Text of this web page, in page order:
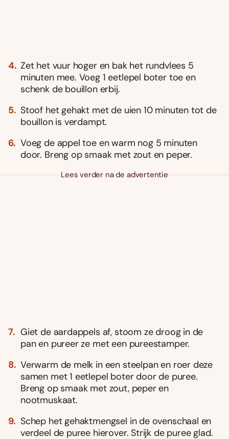
Zet het vuur hoger en bak het rundvlees 5
minuten mee. Voeg 1 eetlepel boter toe en
schenk de bouillon erbij.
Stoof het gehakt met de uien 10 minuten tot de
bouillon is verdampt.
Voeg de appel toe en warm nog 5 minuten
door. Breng op smaak met zout en peper.
Lees verder na de advertentie
Giet de aardappels af, stoom ze droog in de
pan en pureer ze met een pureestamper.
Verwarm de melk in een steelpan en roer deze
samen met 1 eetlepel boter door de puree.
Breng op smaak met zout, peper en
nootmuskaat.
Schep het gehaktmengsel in de ovenschaal en
verdeel de puree hierover. Strijk de puree glad.